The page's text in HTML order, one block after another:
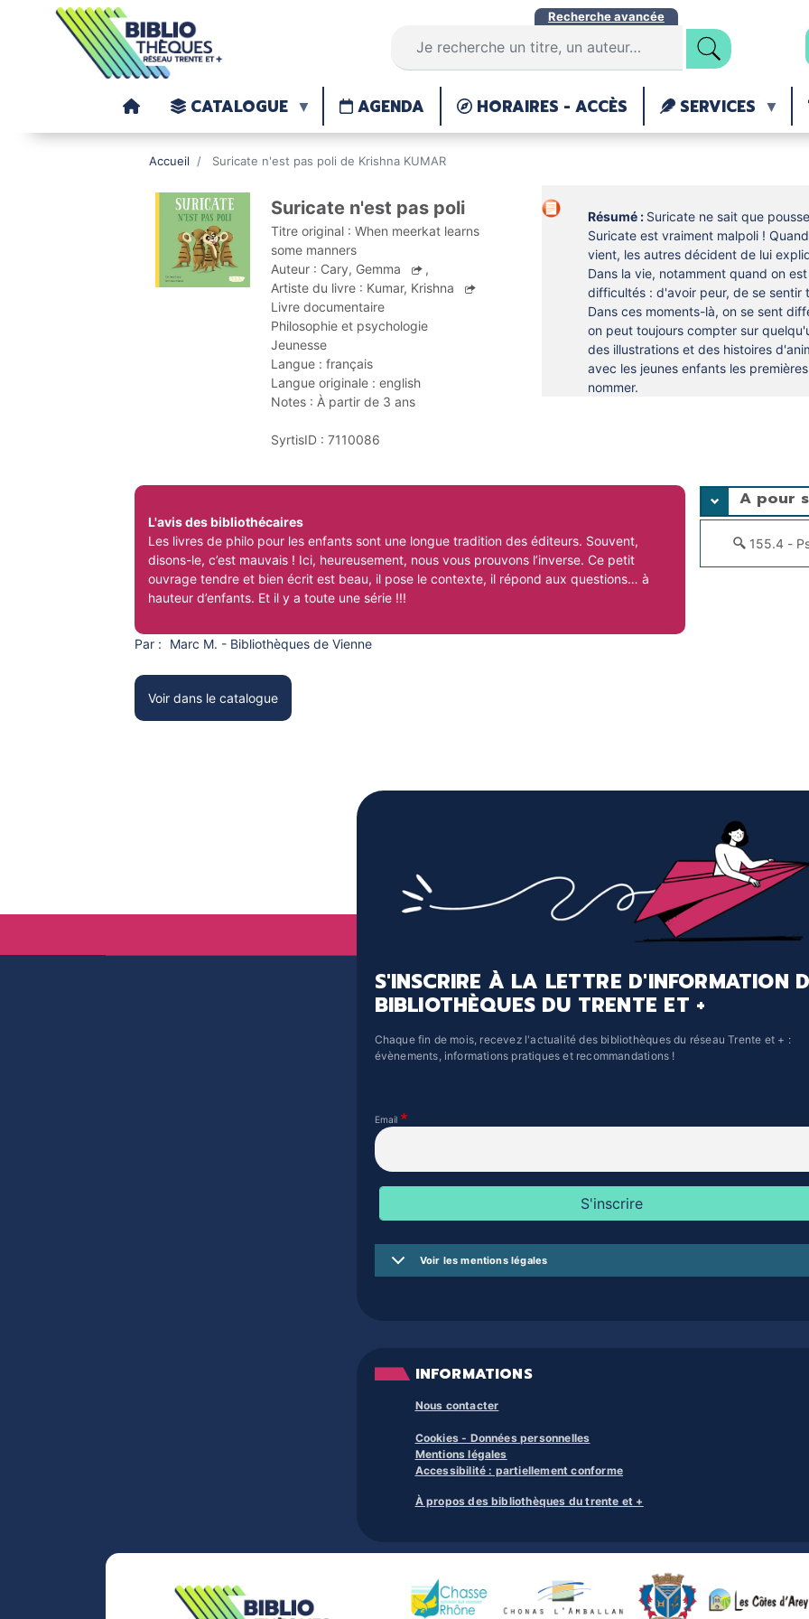
Aller
contenu
principal
Recherche avancée
CATALOGUE AGENDA HORAIRES - ACCÈS SERVICES
Accueil Suricate n'est pas poli de Krishna KUMAR
<< Page précédente Suricate n'est pas poli
Titre original : When meerkat learns
some manners
Auteur : Cary, Gemma
,
Artiste du livre : Kumar, Krishna
Livre documentaire
Philosophie et psychologie
Jeunesse
Langue : français
Langue originale : english
Notes : À partir de 3 ans
SyrtisID : 7110086
Résumé : Suricate ne sait que
Suricate est vraiment malpoli !
vient, les autres décident de lui
Dans la vie, notamment quand on
difficultés : d'avoir peur, de se sentir
Dans ces moments-là, on se sent
on peut toujours compter sur
des illustrations et des histoires
avec les jeunes enfants les
nommer.
L'avis des bibliothécaires
Les livres de philo pour les enfants sont une longue tradition des éditeurs. Souvent,
disons-le, c’est mauvais ! Ici, heureusement, nous vous prouvons l’inverse. Ce petit
ouvrage tendre et bien écrit est beau, il pose le contexte, il répond aux questions… à
hauteur d’enfants. Et il y a toute une série !!!
A pour
155.4 -
Par : Marc M. - Bibliothèques de Vienne
Voir dans le catalogue
S'INSCRIRE À LA LETTRE D'INFORMATION
BIBLIOTHÈQUES DU TRENTE ET +
Chaque fin de mois, recevez l'actualité des bibliothèques du réseau Trente et + :
évènements, informations pratiques et recommandations !
Email
Voir les mentions légales
INFORMATIONS
Nous contacter
Cookies - Données personnelles
Mentions légales
Accessibilité : partiellement conforme
À propos des bibliothèques du trente et +